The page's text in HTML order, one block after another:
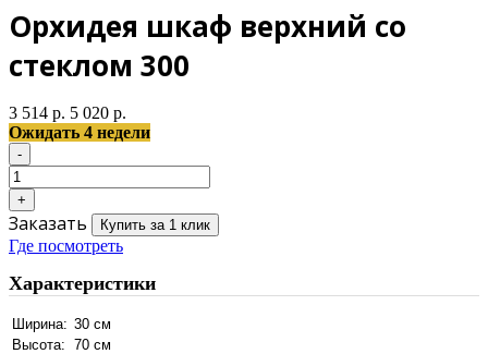
Орхидея шкаф верхний со
стеклом 300
3 514 р. 5 020 р.
Ожидать 4 недели
Заказать Купить за 1 клик
Где посмотреть
Характеристики
Ширина: 30 см
Высота: 70 см